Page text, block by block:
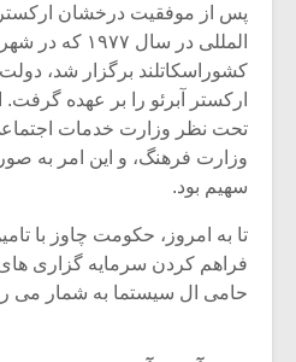
پس از موفقیت درخشان ارکستر
کشوراسکاتلند برگزار شد،
ارکستر آبرئو را بر عهده گرفت.
تحت نظر وزارت خدمات
وزارت فرهنگ، و این امر به
سهیم بود.
تا به امروز، حکومت چاوز با
فراهم کردن سرمایه گزاری های
حامی ال سیستما به شمار می